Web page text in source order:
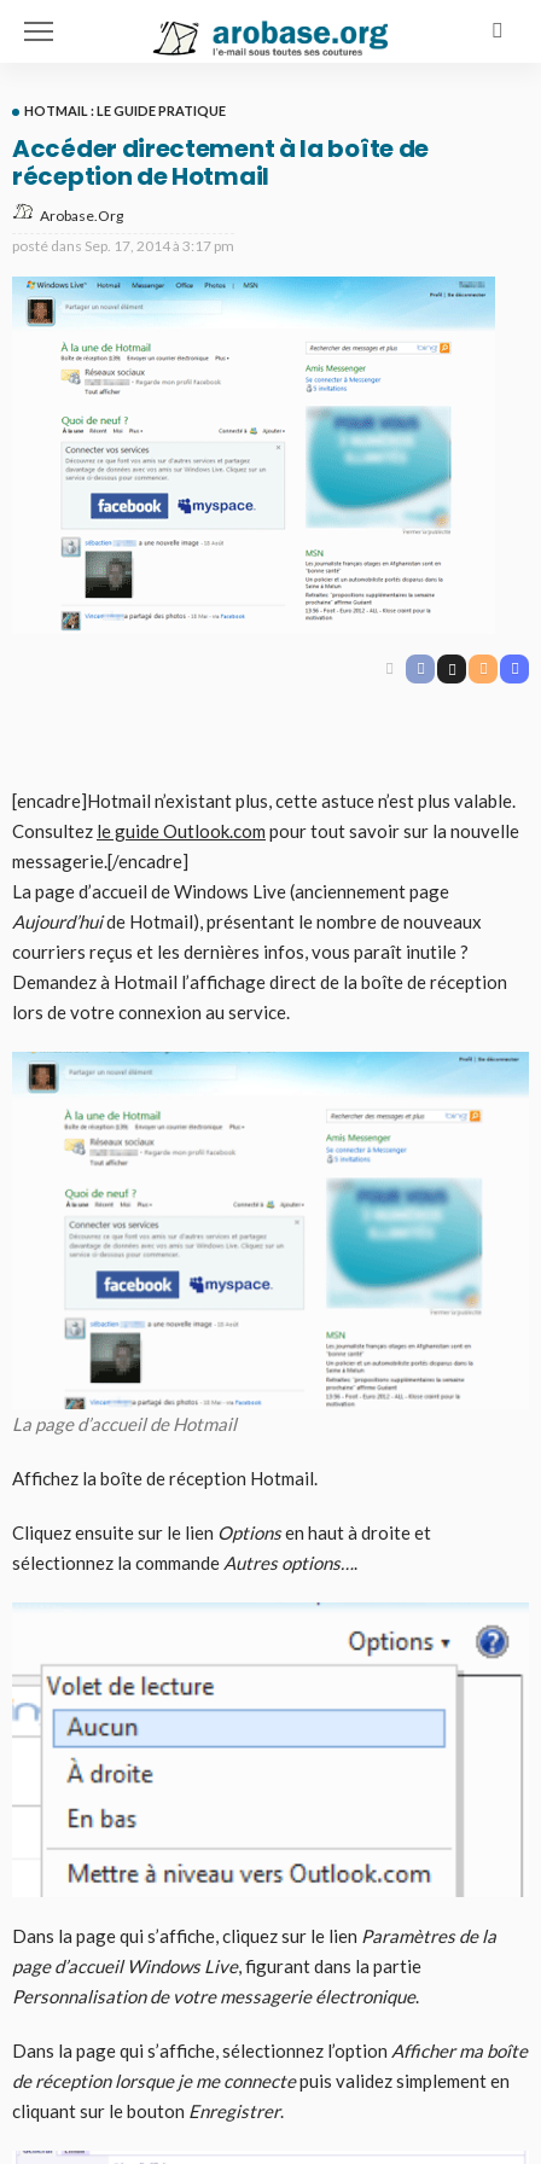
HOTMAIL : LE GUIDE PRATIQUE
Accéder directement à la boîte de
réception de Hotmail
Arobase.org
posté dans Sep. 17, 2014 à 3:17 pm
[encadre]Hotmail n’existant plus, cette astuce n’est plus valable.
Consultez le guide Outlook.com pour tout savoir sur la nouvelle
messagerie.[/encadre]
La page d’accueil de Windows Live (anciennement page
Aujourd’huide Hotmail), présentant le nombre de nouveaux
courriers reçus et les dernières infos, vous paraît inutile ?
Demandez à Hotmail l’affichage direct de la boîte de réception
lors de votre connexion au service.
La page d’accueil de Hotmail
Affichez la boîte de réception Hotmail.
Cliquez ensuite sur le lien Optionsen haut à droite et
sélectionnez la commande Autres options….
Dans la page qui s’affiche, cliquez sur le lien Paramètres de la
page d’accueil Windows Live, figurant dans la partie
Personnalisation de votre messagerie électronique.
Dans la page qui s’affiche, sélectionnez l’option Afficher ma boîte
de réception lorsque je me connectepuis validez simplement en
cliquant sur le bouton Enregistrer.